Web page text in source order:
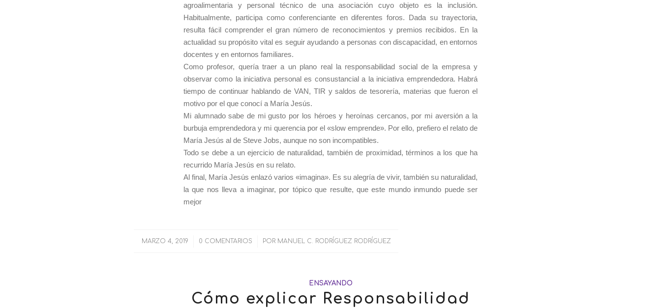
agroalimentaria y personal técnico de una asociación cuyo objeto es la inclusión.
Habitualmente, participa como conferenciante en diferentes foros. Dada su trayectoria,
resulta fácil comprender el gran número de reconocimientos y premios recibidos. En la
actualidad su propósito vital es seguir ayudando a personas con discapacidad, en entornos
docentes y en entornos familiares.
Como profesor, quería traer a un plano real la responsabilidad social de la empresa y
observar como la iniciativa personal es consustancial a la iniciativa emprendedora. Habrá
tiempo de continuar hablando de VAN, TIR y saldos de tesorería, materias que fueron el
motivo por el que conocí a María Jesús.
Mi alumnado sabe de mi gusto por los héroes y heroínas cercanos, por mi aversión a la
burbuja emprendedora y mi querencia por el «slow emprende». Por ello, prefiero el relato de
María Jesús al de Steve Jobs, aunque no son incompatibles.
Todo se debe a un ejercicio de naturalidad, también de proximidad, términos a los que ha
recurrido María Jesús en su relato.
Al final, María Jesús enlazó varios «imagina». Es su alegría de vivir, también su naturalidad,
la que nos lleva a imaginar, por tópico que resulte, que este mundo inmundo puede ser
mejor
MARZO 4, 2019
/ 0 COMENTARIOS
/ POR MANUEL C. RODRÍGUEZ RODRÍGUEZ
ENSAYANDO
Cómo explicar Responsabilidad